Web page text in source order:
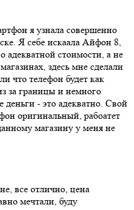
я узнала совершенно
Я себе искаала Айфон 8,
адекватной стоимости, а не
здесь мне сделали
что телефон будет как
за границы и немного
- это адекватно. Свой
оригинальный, рабоатет
магазину у меня не
все отлично, цена
мечтали, буду